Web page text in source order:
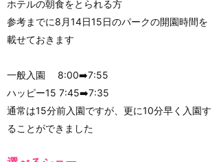
ホテルの朝食をとられる方
参考までに8月14日15日のパークの開園時間を
載せておきます
一般入園 8:00➡️7:55
ハッピー15 7:45➡️7:35
通常は15分前入園ですが、更に10分早く入園す
ることができました